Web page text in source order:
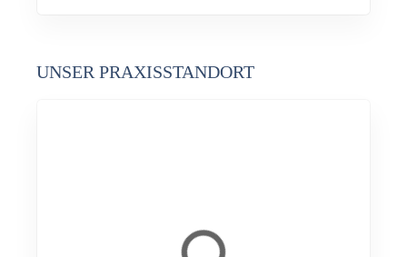
UNSER PRAXISSTANDORT